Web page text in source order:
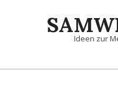
Ideen zur
Primary